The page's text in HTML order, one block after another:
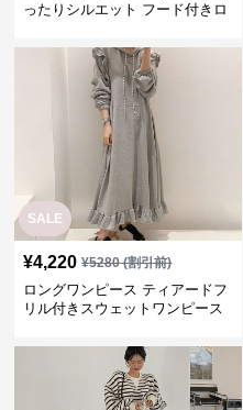
ったりシルエット フード付きロ
SALE
¥4,220 ¥5280(割引前)
ロングワンピース ティアードフ
リル付きスウェットワンピース